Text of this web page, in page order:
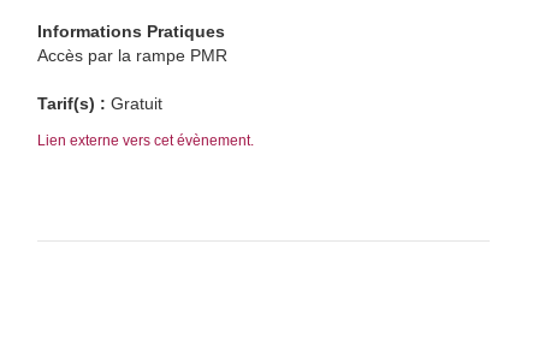
Informations Pratiques
Accès par la rampe PMR
Tarif(s) : Gratuit
Lien externe vers cet évènement.